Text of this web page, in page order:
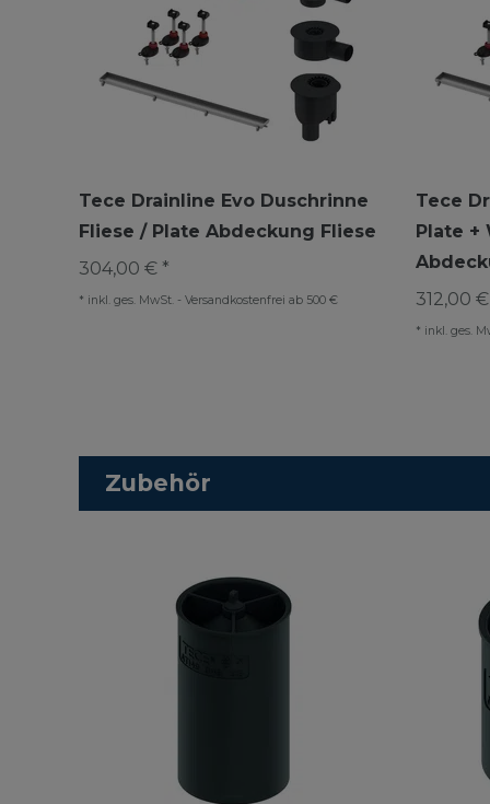
Tece Drainline Evo Duschrinne
Fliese / Plate Abdeckung Fliese
304,00 € *
* inkl. ges. MwSt. - Versandkostenfrei ab 500 €
Tece
Plate +
312,00
* inkl. ges.
Zubehör